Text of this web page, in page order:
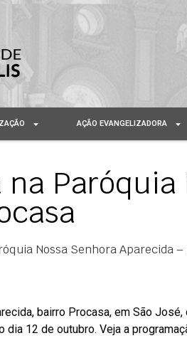
AÇÃO EVANGELIZADORA
na
Nossa Senhora Aparecida
bairro Procasa, em São
12 de outubro. Veja a